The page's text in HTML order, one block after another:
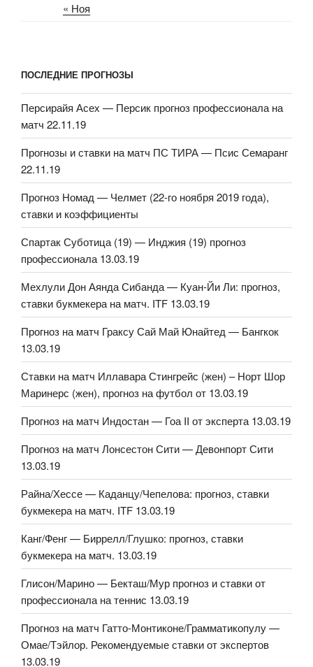
« Ноя
ПОСЛЕДНИЕ ПРОГНОЗЫ
Персирайя Асех — Персик прогноз профессионала на
матч 22.11.19
Прогнозы и ставки на матч ПС ТИРА — Псис Семаранг
22.11.19
Прогноз Номад — Челмет (22-го ноября 2019 года),
ставки и коэффициенты
Спартак Суботица (19) — Инджия (19) прогноз
профессионала 13.03.19
Мехлули Дон Аянда Сибанда — Куан-Йи Ли: прогноз,
ставки букмекера на матч. ITF 13.03.19
Прогноз на матч Граксу Сай Май Юнайтед — Бангкок
13.03.19
Ставки на матч Иллавара Стингрейс (жен) – Норт Шор
Маринерс (жен), прогноз на футбол от 13.03.19
Прогноз на матч Индостан — Гоа II от эксперта 13.03.19
Прогноз на матч Лонсестон Сити — Девонпорт Сити
13.03.19
Райна/Хессе — Каданцу/Чепелова: прогноз, ставки
букмекера на матч. ITF 13.03.19
Канг/Фенг — Биррелл/Глушко: прогноз, ставки
букмекера на матч. 13.03.19
Глисон/Марино — Бекташ/Мур прогноз и ставки от
профессионала на теннис 13.03.19
Прогноз на матч Гатто-Монтиконе/Грамматикопулу —
Омае/Тэйлор. Рекомендуемые ставки от экспертов
13.03.19